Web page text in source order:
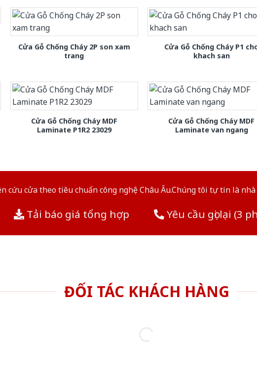
Cửa Gỗ Chống Cháy 2P son xam
trang
Cửa Gỗ Chống Cháy P1
khach san
Cửa Gỗ Chống Cháy MDF
Laminate P1R2 23029
Cửa Gỗ Chống Cháy MDF
Laminate van ngang
cứu cửa theo tiêu chuẩn công nghệ Châu Âu.Chúng tôi tự tin là
Tải báo giá tổng hợp Yêu cầu gọi lại (3
ĐỐI TÁC KHÁCH HÀNG